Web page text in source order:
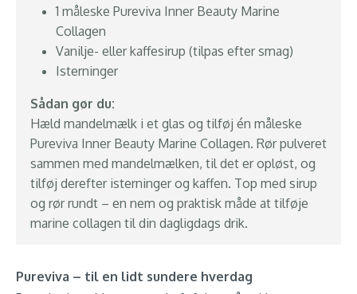
1 måleske Pureviva Inner Beauty Marine
Collagen
Vanilje- eller kaffesirup (tilpas efter smag)
Isterninger
Sådan gør du:
Hæld mandelmælk i et glas og tilføj én måleske
Pureviva Inner Beauty Marine Collagen. Rør pulveret
sammen med mandelmælken, til det er opløst, og
tilføj derefter isterninger og kaffen. Top med sirup
og rør rundt – en nem og praktisk måde at tilføje
marine collagen til din dagligdags drik.
Pureviva – til en lidt sundere hverdag